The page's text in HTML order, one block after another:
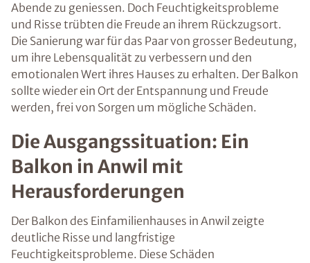
Abende zu geniessen. Doch Feuchtigkeitsprobleme
und Risse trübten die Freude an ihrem Rückzugsort.
Die Sanierung war für das Paar von grosser Bedeutung,
um ihre Lebensqualität zu verbessern und den
emotionalen Wert ihres Hauses zu erhalten. Der Balkon
sollte wieder ein Ort der Entspannung und Freude
werden, frei von Sorgen um mögliche Schäden.
Die Ausgangssituation: Ein
Balkon in Anwil mit
Herausforderungen
Der Balkon des Einfamilienhauses in Anwil zeigte
deutliche Risse und langfristige
Feuchtigkeitsprobleme. Diese Schäden